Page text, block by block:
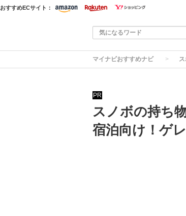
おすすめECサイト：
マイナビおすすめナビ
PR
スノボの持ち
宿泊向け！ゲ